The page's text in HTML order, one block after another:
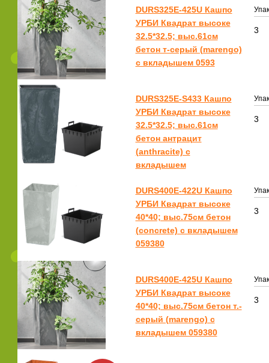
DURS325E-425U Кашпо
УРБИ Квадрат высоке
32.5*32.5; выс.61см
бетон т-серый (marengo)
с вкладышем 0593
3
DURS325E-S433 Кашпо
УРБИ Квадрат высоке
32.5*32.5; выс.61см
бетон антрацит
(anthracite) с
вкладышем
3
DURS400E-422U Кашпо
УРБИ Квадрат высоке
40*40; выс.75см бетон
(concrete) с вкладышем
059380
3
DURS400E-425U Кашпо
УРБИ Квадрат высоке
40*40; выс.75см бетон т.-
серый (marengo) с
вкладышем 059380
3